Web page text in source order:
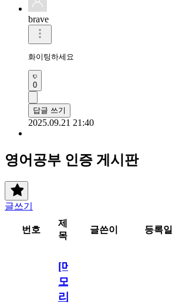
brave
화이팅하세요
0
답글 쓰기
2025.09.21 21:40
영어공부 인증 게시판
글쓰기
번호
제
목
글쓴이 등록일
[메
모
리